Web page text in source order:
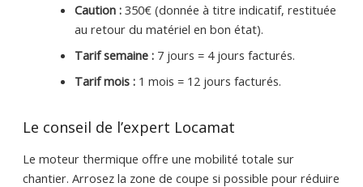
Caution :350€ (donnée à titre indicatif, restituée
au retour du matériel en bon état).
Tarif semaine :7 jours = 4 jours facturés.
Tarif mois :1 mois = 12 jours facturés.
Le conseil de l’expert Locamat
Le moteur thermique offre une mobilité totale sur
chantier. Arrosez la zone de coupe si possible pour réduire